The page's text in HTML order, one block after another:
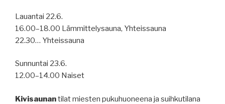
Lauantai 22.6.
16.00–18.00 Lämmittelysauna, Yhteissauna
22.30… Yhteissauna
Sunnuntai 23.6.
12.00–14.00 Naiset
Kivisaunantilat miesten pukuhuoneena ja suihkutilana